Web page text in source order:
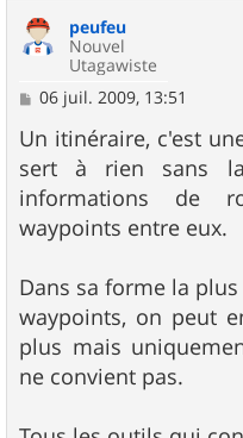
peufeu
Nouvel
Utagawiste
M
s
s
a
g
e
06 juil. 2009, 13:51
Un itinéraire, c'est
sert à rien sans
informations de
waypoints entre eux.
Dans sa forme la
waypoints, on peut
plus mais
ne convient pas.